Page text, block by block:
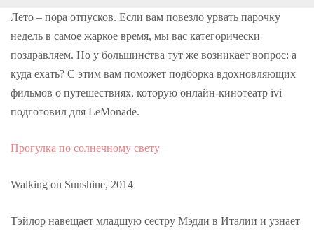
k
n
s
t
Лето – пора отпусков. Если вам повезло урвать парочку
недель в самое жаркое время, мы вас категорически
поздравляем. Но у большинства тут же возникает вопрос: а
куда ехать? С этим вам поможет подборка вдохновляющих
фильмов о путешествиях, которую онлайн-кинотеатр ivi
подготовил для LeMonade.
Прогулка по солнечному свету
Walking on Sunshine, 2014
Тэйлор навещает младшую сестру Мэдди в Италии и узнает